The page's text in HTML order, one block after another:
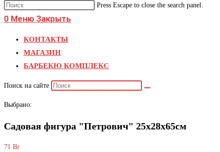
Press Escape to close the search panel.
0 Меню Закрыть
КОНТАКТЫ
МАГАЗИН
БАРБЕКЮ КОМПЛЕКС
Поиск на сайте
Выбрано:
Садовая фигура "Петрович" 25х28х65см
71 Br